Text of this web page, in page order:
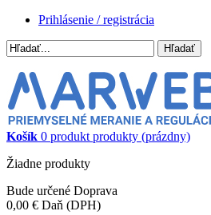
Prihlásenie / registrácia
Hľadať
Košík 0 produkt produkty (prázdny)
Žiadne produkty
Bude určené Doprava
0,00 € Daň (DPH)